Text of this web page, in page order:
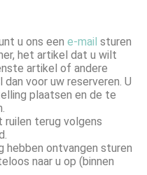
u ons een e-mail sturen
het artikel dat u wilt
artikel of andere
voor uw reserveren. U
plaatsen en de te
terug volgens
hebben ontvangen sturen
naar u op (binnen